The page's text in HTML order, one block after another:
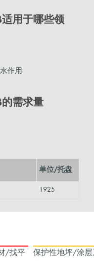
用于哪些领
作用
需求量
单位/托盘
1925
/找平
保护性地坪/涂层